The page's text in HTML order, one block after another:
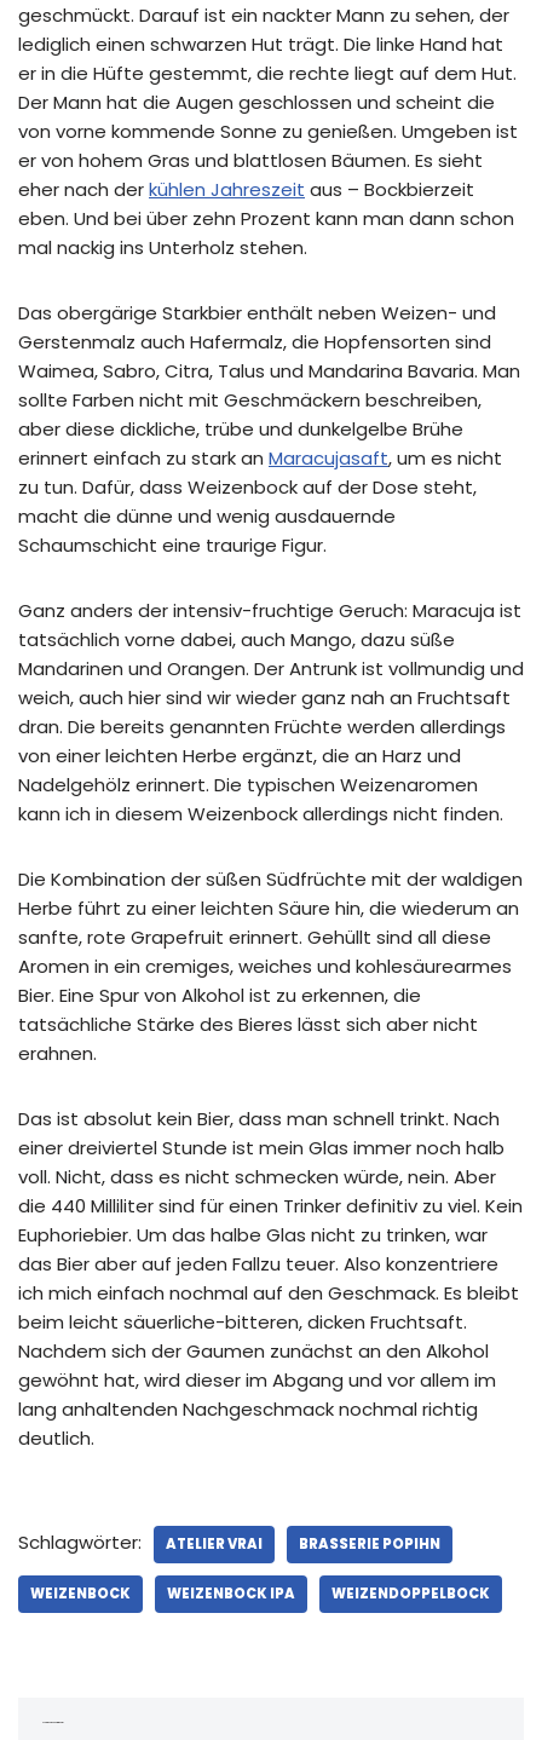
geschmückt. Darauf ist ein nackter Mann zu sehen, der
lediglich einen schwarzen Hut trägt. Die linke Hand hat
er in die Hüfte gestemmt, die rechte liegt auf dem Hut.
Der Mann hat die Augen geschlossen und scheint die
von vorne kommende Sonne zu genießen. Umgeben ist
er von hohem Gras und blattlosen Bäumen. Es sieht
eher nach derkühlen Jahreszeit aus – Bockbierzeit
eben. Und bei über zehn Prozent kann man dann schon
mal nackig ins Unterholz stehen.
Das obergärige Starkbier enthält neben Weizen- und
Gerstenmalz auch Hafermalz, die Hopfensorten sind
Waimea, Sabro, Citra, Talus und Mandarina Bavaria. Man
sollte Farben nicht mit Geschmäckern beschreiben,
aber diese dickliche, trübe und dunkelgelbe Brühe
erinnert einfach zu stark an Maracujasaft, um es nicht
zu tun. Dafür, dass Weizenbock auf der Dose steht,
macht die dünne und wenig ausdauernde
Schaumschicht eine traurige Figur.
Ganz anders der intensiv-fruchtige Geruch: Maracuja ist
tatsächlich vorne dabei, auch Mango, dazu süße
Mandarinen und Orangen. Der Antrunk ist vollmundig und
weich, auch hier sind wir wieder ganz nah an Fruchtsaft
dran. Die bereits genannten Früchte werden allerdings
von einer leichten Herbe ergänzt, die an Harz und
Nadelgehölz erinnert. Die typischen Weizenaromen
kann ich in diesem Weizenbock allerdings nicht finden.
Die Kombination der süßen Südfrüchte mit der waldigen
Herbe führt zu einer leichten Säure hin, die wiederum an
sanfte, rote Grapefruit erinnert. Gehüllt sind all diese
Aromen in ein cremiges, weiches und kohlesäurearmes
Bier. Eine Spur von Alkohol ist zu erkennen, die
tatsächliche Stärke des Bieres lässt sich aber nicht
erahnen.
Das ist absolut kein Bier, dass man schnell trinkt. Nach
einer dreiviertel Stunde ist mein Glas immer noch halb
voll. Nicht, dass es nicht schmecken würde, nein. Aber
die 440 Milliliter sind für einen Trinker definitiv zu viel. Kein
Euphoriebier. Um das halbe Glas nicht zu trinken, war
das Bier aber auf jeden Fallzu teuer. Also konzentriere
ich mich einfach nochmal auf den Geschmack. Es bleibt
beim leicht säuerliche-bitteren, dicken Fruchtsaft.
Nachdem sich der Gaumen zunächst an den Alkohol
gewöhnt hat, wird dieser im Abgang und vor allem im
lang anhaltenden Nachgeschmack nochmal richtig
deutlich.
Schlagwörter: ATELIER VRAI BRASSERIE POPIHN
WEIZENBOCK WEIZENBOCK IPA WEIZENDOPPELBOCK